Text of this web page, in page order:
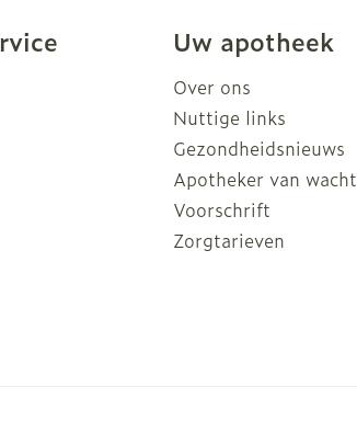
Uw apotheek
Over ons
Nuttige links
Gezondheidsnieuws
Apotheker van wacht
Voorschrift
Zorgtarieven